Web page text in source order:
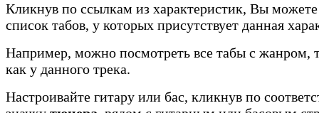
Кликнув по ссылкам из характеристик, Вы
список табов, у которых присутствует данная
Например, можно посмотреть все табы с жанром,
как у данного трека.
Настроивайте гитару или бас, кликнув по